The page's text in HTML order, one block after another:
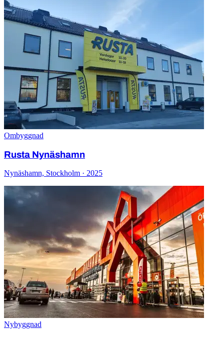
Ombyggnad
Rusta Nynäshamn
Nynäshamn, Stockholm · 2025
Nybyggnad